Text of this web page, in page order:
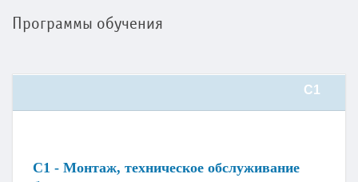
Программы обучения
С1
С1 - Монтаж, техническое обслуживание